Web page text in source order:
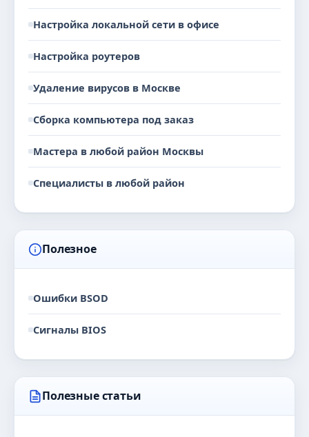
Настройка локальной сети в офисе
Настройка роутеров
Удаление вирусов в Москве
Сборка компьютера под заказ
Мастера в любой район Москвы
Специалисты в любой район
Полезное
Ошибки BSOD
Сигналы BIOS
Полезные статьи